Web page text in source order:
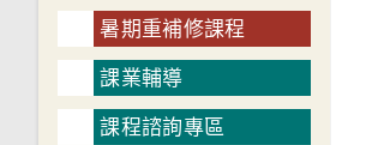
暑期重補修課程
課業輔導
課程諮詢專區